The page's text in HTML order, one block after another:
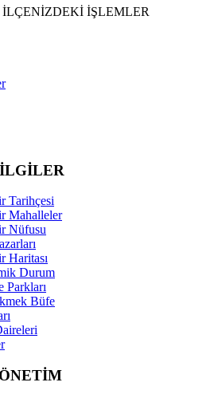
İŞLEMLER
Tarihçesi
Mahalleler
Nüfusu
Haritası
Durum
Parkları
Büfe